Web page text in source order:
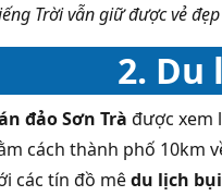
Trời vẫn giữ được vẻ
2. Du
đảo Sơn Trà được xem
cách thành phố 10km
các tín đồ mêdu lịch